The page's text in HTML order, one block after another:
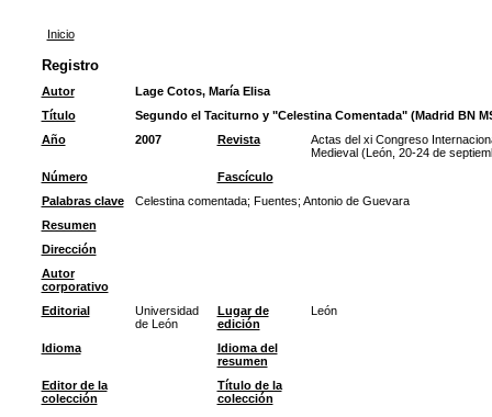
Inicio
Registro
Autor
Lage Cotos, María Elisa
Título
Segundo el Taciturno y "Celestina Comentada" (Madrid BN
Año
2007 Revista
Actas del xi Congreso
Medieval (León, 20-24 de
Número
Fascículo
Palabras clave
Celestina comentada; Fuentes; Antonio de Guevara
Resumen
Dirección
Autor
corporativo
Editorial
Universidad
de León
Lugar de
edición
León
Idioma
Idioma del
resumen
Editor de la
colección
Título de la
colección